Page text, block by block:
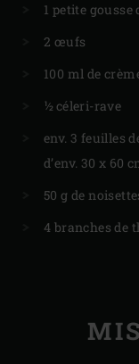
1 petite gousse
2 œufs
100 ml de
½ céleri-rave
env. 3 feuilles
d’env. 30 x 60
50 g de
4 branches de